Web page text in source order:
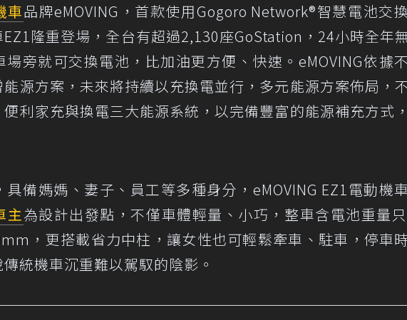
車品牌eMOVING，首款使用Gogoro Network®智慧電池交
隆重登場，全台有超過2,130座GoStation，24小時全年
旁就可交換電池，比加油更方便、快速。eMOVING依據
源方案，未來將持續以充換電並行，多元能源方案佈局，
利家充與換電三大能源系統，以完備豐富的能源補充方式
備媽媽、妻子、員工等多種身分，eMOVING EZ1電動機
主為設計出發點，不僅車體輕量、小巧，整車含電池重量
，更搭載省力中柱，讓女性也可輕鬆牽車、駐車，停車
統機車沉重難以駕馭的陰影。